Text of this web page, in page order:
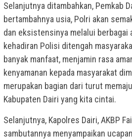
Selanjutnya ditambahkan, Pemkab
bertambahnya usia, Polri akan
dan eksistensinya melalui
kehadiran Polisi ditengah
banyak manfaat, menjamin rasa
kenyamanan kepada masyarakat
merupakan bagian dari turut
Kabupaten Dairi yang kita cintai.
Selanjutnya, Kapolres Dairi, AKBP
sambutannya menyampaikan